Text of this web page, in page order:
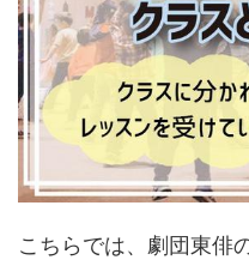
こちらでは、劇団東俳